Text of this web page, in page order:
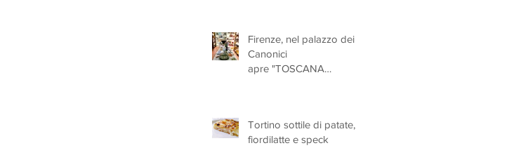
Firenze, nel palazzo dei
Canonici
apre "TOSCANA
Tortino sottile di patate,
fiordilatte e speck